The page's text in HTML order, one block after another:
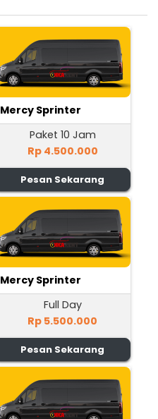
Mercy Sprinter
Paket 10 Jam
Rp 4.500.000
Pesan Sekarang
Mercy Sprinter
Full Day
Rp 5.500.000
Pesan Sekarang